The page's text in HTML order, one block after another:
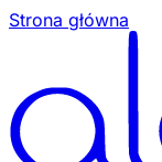
Strona główna